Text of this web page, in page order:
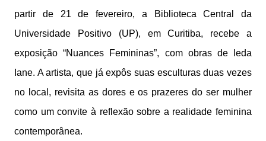
partir de 21 de fevereiro, a Biblioteca Central da
Universidade Positivo (UP), em Curitiba, recebe a
exposição “Nuances Femininas”, com obras de Ieda
Iane. A artista, que já expôs suas esculturas duas vezes
no local, revisita as dores e os prazeres do ser mulher
como um convite à reflexão sobre a realidade feminina
contemporânea.